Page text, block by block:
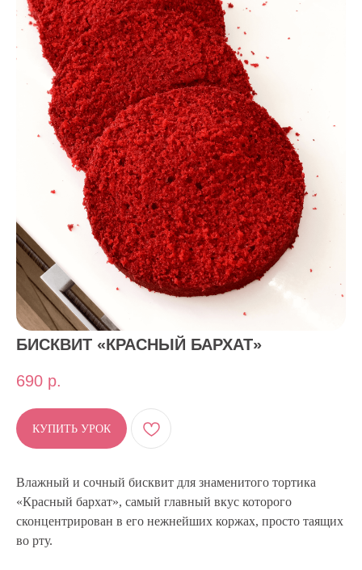
БИСКВИТ «КРАСНЫЙ БАРХАТ»
690 р.
КУПИТЬ УРОК
Влажный и сочный бисквит для знаменитого тортика
«Красный бархат», самый главный вкус которого
сконцентрирован в его нежнейших коржах, просто таящих
во рту.